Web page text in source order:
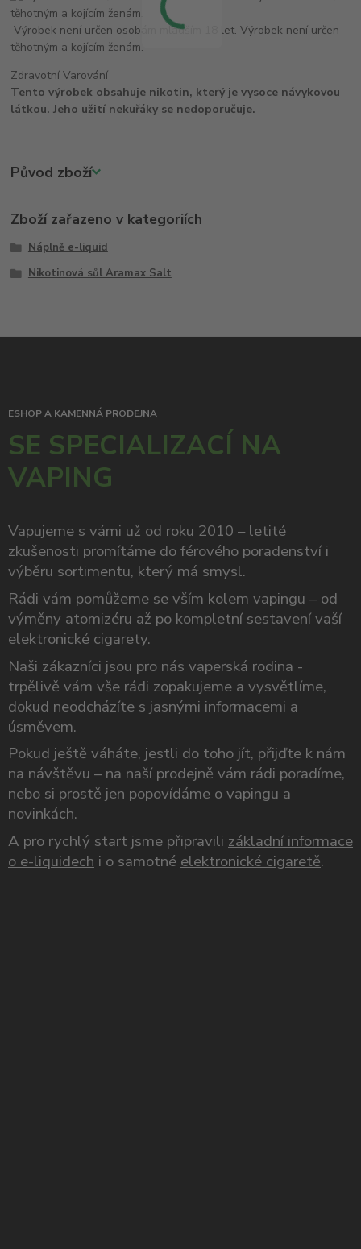
Výrobek není určen osobám mladším 18 let. Výrobek není určen
těhotným a kojícím ženám.
Zdravotní Varování
Tento výrobek obsahuje nikotin, který je vysoce návykovou
látkou. Jeho užití nekuřáky se nedoporučuje.
Původ zboží
Zboží zařazeno v kategoriích
Náplně e-liquid
Nikotinová sůl Aramax Salt
ESHOP A KAMENNÁ PRODEJNA
SE SPECIALIZACÍ NA
VAPING
Vapujeme s vámi už od roku 2010 – letité
zkušenosti promítáme do férového poradenství i
výběru sortimentu, který má smysl.
Rádi vám pomůžeme se vším kolem vapingu – od
výměny atomizéru až po kompletní sestavení vaší
elektronické cigarety.
Naši zákazníci jsou pro nás vaperská rodina -
trpělivě vám vše rádi zopakujeme a vysvětlíme,
dokud neodcházíte s jasnými informacemi a
úsměvem.
Pokud ještě váháte, jestli do toho jít, přijďte k nám
na návštěvu – na naší prodejně vám rádi poradíme,
nebo si prostě jen popovídáme o vapingu a
novinkách.
A pro rychlý start jsme připravili základní informace
o e-liquidech i o samotné elektronické cigaretě.